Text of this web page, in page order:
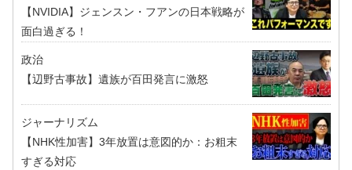
【NVIDIA】ジェンスン・フアンの日本戦略が
面白過ぎる！
政治
【辺野古事故】遺族が百田発言に激怒
ジャーナリズム
【NHK性加害】3年放置は意図的か：お粗末
すぎる対応